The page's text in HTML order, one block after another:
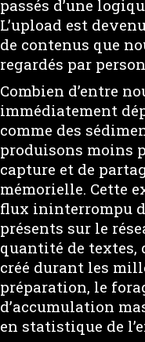
passés d’une
L’upload est
de contenus que
regardés par
Combien d’entre
immédiatement
comme des
produisons moins
capture et de
mémorielle. Cette
flux ininterrompu
présents sur le
quantité de textes,
créé durant les
préparation, le
d’accumulation
en statistique de